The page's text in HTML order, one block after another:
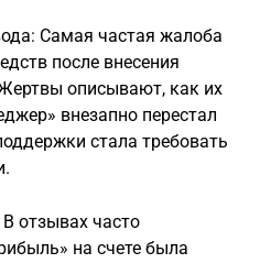
Самая частая жалоба
после внесения
описывают, как их
внезапно перестал
стала требовать
отзывах часто
на счете была